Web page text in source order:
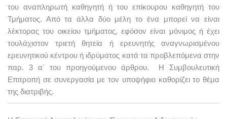
του αναπληρωτή καθηγητή ή του επίκουρου καθηγητή του
Τμήματος. Από τα άλλα δύο μέλη το ένα μπορεί να είναι
λέκτορας του οικείου τμήματος, εφόσον είναι μόνιμος ή έχει
τουλάχιστον τριετή θητεία ή ερευνητής αναγνωρισμένου
ερευνητικού κέντρου ή ιδρύματος κατά τα προβλεπόμενα στην
παρ. 3 α΄ του προηγούμενου άρθρου. Η Συμβουλευτική
Επιτροπή σε συνεργασία με τον υποψήφιο καθορίζει το θέμα
της διατριβής.